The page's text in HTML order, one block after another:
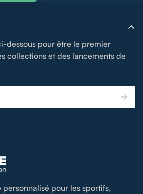
pour les sportifs,
dessous pour être le premier
collections et des lancements de